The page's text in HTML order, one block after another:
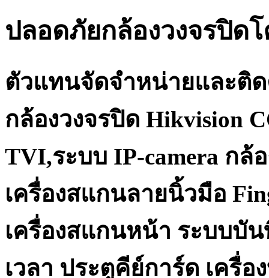
ปลอดภัยกล้องวงจรปิด
ตัวแทนจัดจำหน่ายและติ
กล้องวงจรปิด Hikvision
TVI,ระบบ IP-camera กล้
เครื่องสแกนลายนิ้วมือ
เครื่องสแกนหน้า ระบบบัน
เวลา ประตูคีย์การ์ด เครื่